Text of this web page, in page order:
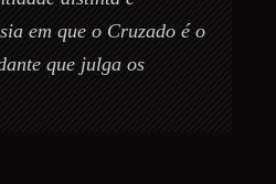
em que o Cruzado é o
que julga os